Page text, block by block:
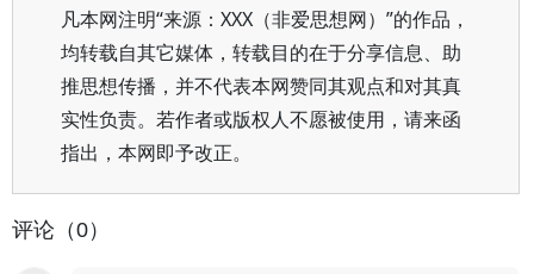
凡本网注明“来源：XXX（非爱思想网）”的作品，
均转载自其它媒体，转载目的在于分享信息、助
推思想传播，并不代表本网赞同其观点和对其真
实性负责。若作者或版权人不愿被使用，请来函
指出，本网即予改正。
评论（0）